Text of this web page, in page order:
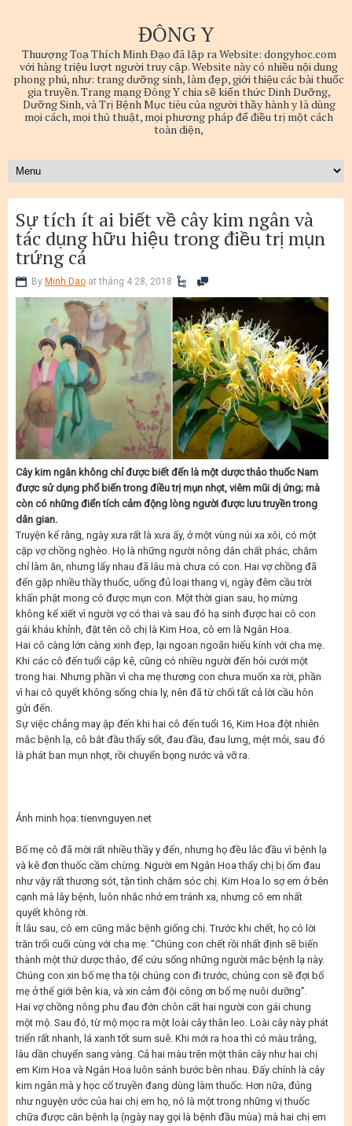
ĐÔNG Y
Thuượng Toạ Thích Minh Đạo đã lập ra Website: dongyhoc.com
với hàng triệu lượt người truy cập. Website này có nhiều nội dung
phong phú, như: trang dưỡng sinh, làm đẹp, giới thiệu các bài thuốc
gia truyền. Trang mạng Đông Y chia sẽ kiến thức Dinh Dưỡng,
Dưỡng Sinh, và Trị Bệnh Mục tiêu của người thầy hành y là dùng
mọi cách, mọi thủ thuật, mọi phương pháp để điều trị một cách
toàn diện,
Sự tích ít ai biết về cây kim ngân và
tác dụng hữu hiệu trong điều trị mụn
trứng cá
By Minh Dao at tháng 4 28, 2018
Cây kim ngân không chỉ được biết đến là một dược thảo thuốc Nam
được sử dụng phổ biến trong điều trị mụn nhọt, viêm mũi dị ứng; mà
còn có những điển tích cảm động lòng người được lưu truyền trong
dân gian.
Truyện kể rằng, ngày xưa rất là xưa ấy, ở một vùng núi xa xôi, có một
cặp vợ chồng nghèo. Họ là những người nông dân chất phác, chăm
chỉ làm ăn, nhưng lấy nhau đã lâu mà chưa có con. Hai vợ chồng đã
đến gặp nhiều thầy thuốc, uống đủ loại thang vị, ngày đêm cầu trời
khấn phật mong có được mụn con. Một thời gian sau, họ mừng
không kể xiết vì người vợ có thai và sau đó hạ sinh được hai cô con
gái kháu khỉnh, đặt tên cô chị là Kim Hoa, cô em là Ngân Hoa.
Hai cô càng lớn càng xinh đẹp, lại ngoan ngoãn hiếu kính với cha mẹ.
Khi các cô đến tuổi cập kê, cũng có nhiều người đến hỏi cưới một
trong hai. Nhưng phần vì cha mẹ thương con chưa muốn xa rời, phần
vì hai cô quyết không sống chia ly, nên đã từ chối tất cả lời cầu hôn
gửi đến.
Sự việc chẳng may ập đến khi hai cô đến tuổi 16, Kim Hoa đột nhiên
mắc bệnh lạ, cô bắt đầu thấy sốt, đau đầu, đau lưng, mệt mỏi, sau đó
là phát ban mụn nhọt, rồi chuyển bọng nước và vỡ ra.
Ảnh minh họa: tienvnguyen.net
Bố mẹ cô đã mời rất nhiều thầy y đến, nhưng họ đều lắc đầu vì bệnh lạ
và kê đơn thuốc cầm chừng. Người em Ngân Hoa thấy chị bị ốm đau
như vậy rất thương sót, tận tình chăm sóc chị. Kim Hoa lo sợ em ở bên
cạnh mà lây bệnh, luôn nhắc nhở em tránh xa, nhưng cô em nhất
quyết không rời.
Ít lâu sau, cô em cũng mắc bệnh giống chị. Trước khi chết, họ có lời
trăn trối cuối cùng với cha mẹ: “Chúng con chết rồi nhất định sẽ biến
thành một thứ dược thảo, để cứu sống những người mắc bệnh lạ này.
Chúng con xin bố mẹ tha tội chúng con đi trước, chúng con sẽ đợi bố
mẹ ở thế giới bên kia, và xin cảm đội công ơn bố mẹ nuôi dưỡng”.
Hai vợ chồng nông phu đau đớn chôn cất hai người con gái chung
một mộ. Sau đó, từ mộ mọc ra một loài cây thân leo. Loài cây này phát
triển rất nhanh, lá xanh tốt sum suê. Khi mới ra hoa thì có màu trắng,
lâu dần chuyển sang vàng. Cả hai màu trên một thân cây như hai chị
em Kim Hoa và Ngân Hoa luôn sánh bước bên nhau. Đấy chính là cây
kim ngân mà y học cổ truyền đang dùng làm thuốc. Hơn nữa, đúng
như nguyện ước của hai chị em họ, nó là một trong những vị thuốc
chữa được căn bệnh lạ (ngày nay gọi là bệnh đầu mùa) mà hai chị em